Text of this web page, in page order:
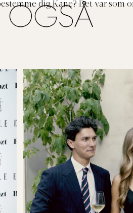
dig Kane? Det var som
sig for, hvilken stilart han ville
at dyrke dem alle sammen.
OGSÅ